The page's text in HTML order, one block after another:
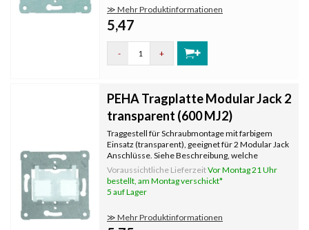
≫ Mehr Produktinformationen
5,47
- +
PEHA Tragplatte Modular Jack 2
transparent (600 MJ2)
Traggestell für Schraubmontage mit farbigem
Einsatz (transparent), geeignet für 2 Modular Jack
Anschlüsse. Siehe Beschreibung, welche
Hersteller und Typen von Steckern passen.
Voraussichtliche LieferzeitVor Montag 21 Uhr
bestellt, am Montag verschickt*
5 auf Lager
≫ Mehr Produktinformationen